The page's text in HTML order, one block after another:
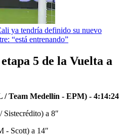
ya tendría definido su nuevo
“está entrenando”
5 de la Vuelta a
/ Team Medellín - EPM) - 4:14:24
Sistecrédito) a 8″
- Scott) a 14″